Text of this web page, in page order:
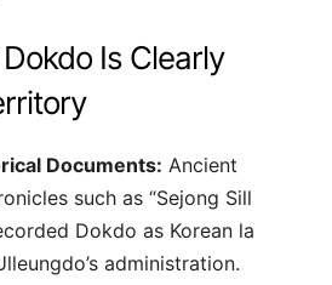
Dokdo Is Clearly
Documents: Ancient
such as “Sejong Sill
Dokdo as Korean la
administration.